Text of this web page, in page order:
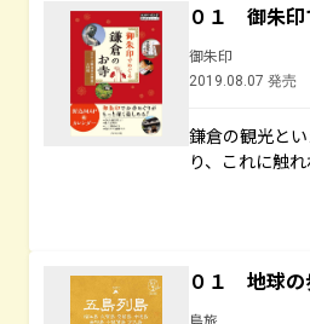
０１ 御朱印
御朱印
2019.08.07 発売
鎌倉の観光と
り、これに触
０１ 地球
島旅